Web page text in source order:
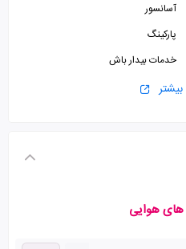
آسانسور
پارکینگ
خدمات بیدار باش
هوایی